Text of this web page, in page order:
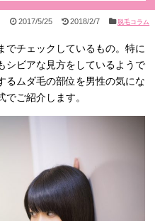
2017/5/25 2018/2/7 脱毛コラム
でチェックしているもの。特に
シビアな見方をしているようで
るムダ毛の部位を男性の気にな
ご紹介します。